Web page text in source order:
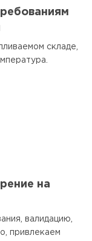
складе,
на
валидацию,
привлекаем